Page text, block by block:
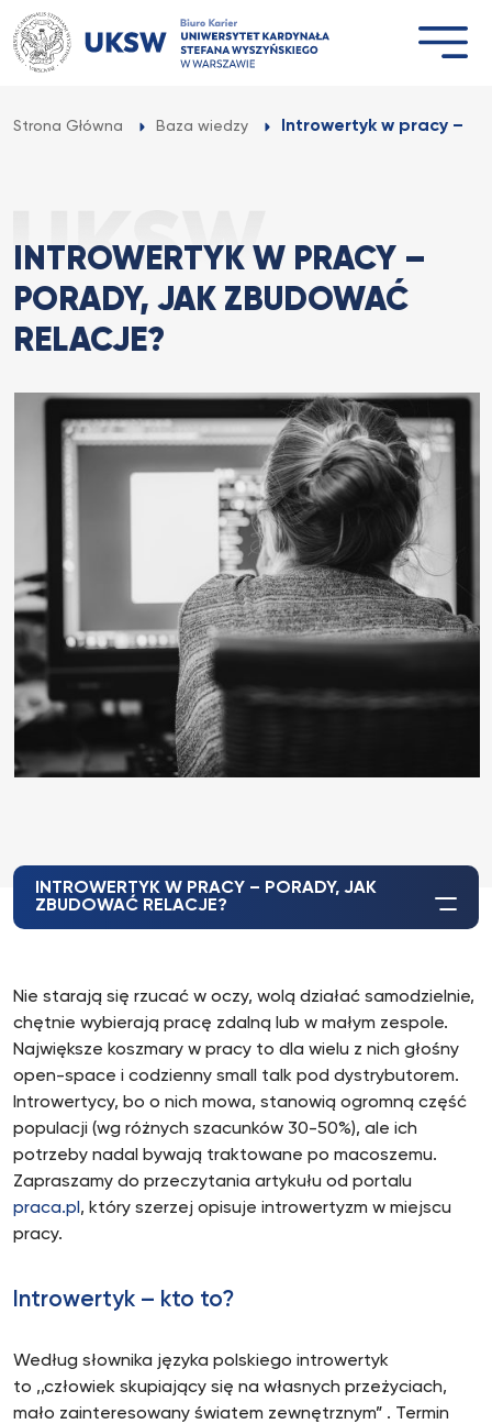
Przejdź
do
treści
Strona Główna Baza wiedzy Introwertyk w pracy –
INTROWERTYK W PRACY –
PORADY, JAK ZBUDOWAĆ
RELACJE?
INTROWERTYK W PRACY – PORADY, JAK
ZBUDOWAĆ RELACJE?
Nie starają się rzucać w oczy, wolą działać samodzielnie,
chętnie wybierają pracę zdalną lub w małym zespole.
Największe koszmary w pracy to dla wielu z nich głośny
open-space i codzienny small talk pod dystrybutorem.
Introwertycy, bo o nich mowa, stanowią ogromną część
populacji (wg różnych szacunków 30-50%), ale ich
potrzeby nadal bywają traktowane po macoszemu.
Zapraszamy do przeczytania artykułu od portalu
praca.pl , który szerzej opisuje introwertyzm w miejscu
pracy.
Introwertyk – kto to?
Według słownika języka polskiego introwertyk
to ,,człowiek skupiający się na własnych przeżyciach,
mało zainteresowany światem zewnętrznym” . Termin